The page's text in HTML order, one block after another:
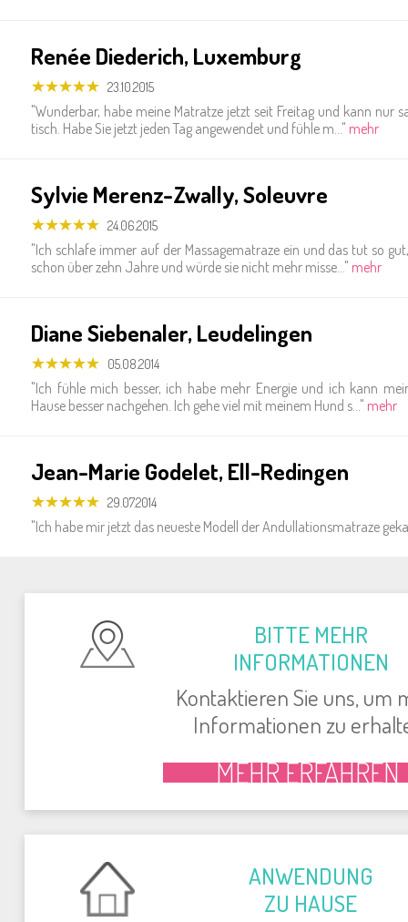
Renée Di­ede­rich, Lu­xem­burg
23.10.2015
"Wun­der­bar, habe meine Ma­trat­ze jetzt seit Frei­tag und kann nur
tisch. Habe Sie jetzt jeden Tag an­ge­wen­det und fühle m..." mehr
Sylvie Me­renz-Zwal­ly, So­leu­vre
24.06.2015
"Ich schla­fe immer auf der Mas­sa­ge­ma­tra­ze ein und das tut so
schon über zehn Jahre und würde sie nicht mehr misse..." mehr
Diane Sie­bena­ler, Leu­de­lin­gen
05.08.2014
"Ich fühle mich besser, ich habe mehr En­er­gie und ich kann
Hause besser nach­ge­hen. Ich gehe viel mit meinem Hund s..." mehr
Jean-Ma­rie Go­de­let, Ell-Re­din­gen
29.07.2014
"Ich habe mir jetzt das neu­es­te Modell der An­dul­la­ti­ons­ma­tra­ze
BITTE MEHR
IN­FOR­MA­TIO­NEN
Kon­tak­tie­ren Sie uns, um
In­for­ma­tio­nen zu
MEHR ER­FAH­REN
AN­WEN­DUNG
ZU HAUSE